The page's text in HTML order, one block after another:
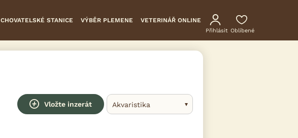
CHOVATELSKÉ STANICE VÝBĚR PLEMENE VETERINÁŘ ONLINE
Přihlásit Oblíbené
Vložte inzerát Akvaristika